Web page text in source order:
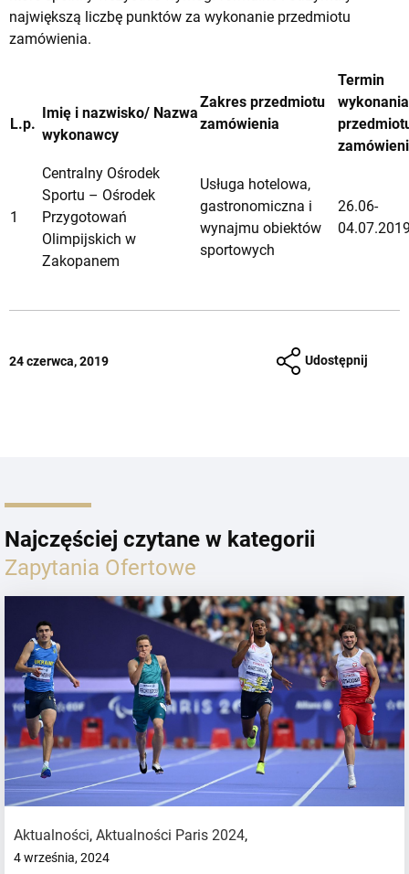
największą liczbę punktów za wykonanie przedmiotu
zamówienia.
L.p.
Imię i nazwisko/ Nazwa
wykonawcy
Zakres przedmiotu
zamówienia
Termin
wykonania
1
Centralny Ośrodek
Sportu – Ośrodek
Przygotowań
Olimpijskich w
Zakopanem
Usługa hotelowa,
gastronomiczna i
wynajmu obiektów
sportowych
26.06-
24 czerwca, 2019 Udostępnij
Najczęściej czytane w kategorii
Zapytania Ofertowe
Aktualności, Aktualności Paris 2024,
4 września, 2024